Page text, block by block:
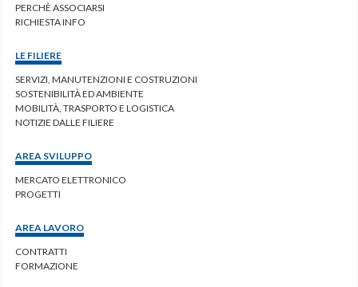
PERCHÈ ASSOCIARSI
RICHIESTA INFO
LE FILIERE
SERVIZI, MANUTENZIONI E COSTRUZIONI
SOSTENIBILITÀ ED AMBIENTE
MOBILITÀ, TRASPORTO E LOGISTICA
NOTIZIE DALLE FILIERE
AREA SVILUPPO
MERCATO ELETTRONICO
PROGETTI
AREA LAVORO
CONTRATTI
FORMAZIONE